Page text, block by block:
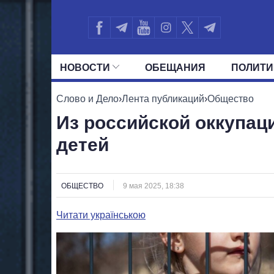
НОВОСТИ ОБЕЩАНИЯ
ВСЕ ПОЛИТИКИ ПРЕЗИДЕНТ И
Слово и Дело›Лента публикаций›Общество
Из российской
детей
ОБЩЕСТВО 9 мая 2025, 18:38
Читати українською